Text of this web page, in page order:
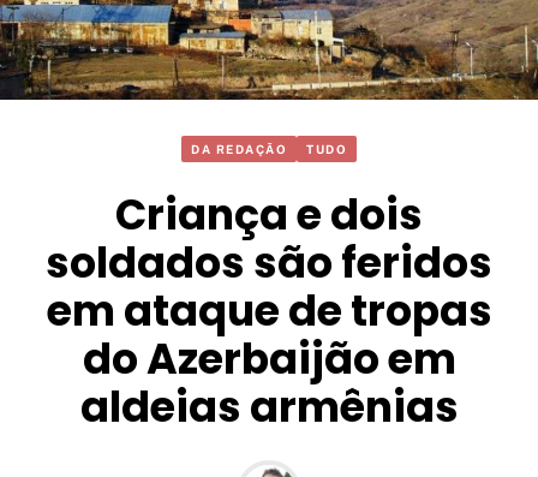
DA REDAÇÃO TUDO
Criança e dois
soldados são feridos
em ataque de tropas
do Azerbaijão em
aldeias armênias